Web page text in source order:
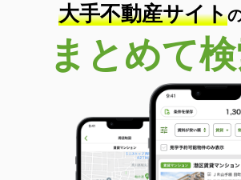
大手不動産サイト
まとめて検